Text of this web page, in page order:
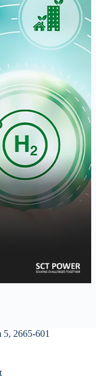
5, 2665-601